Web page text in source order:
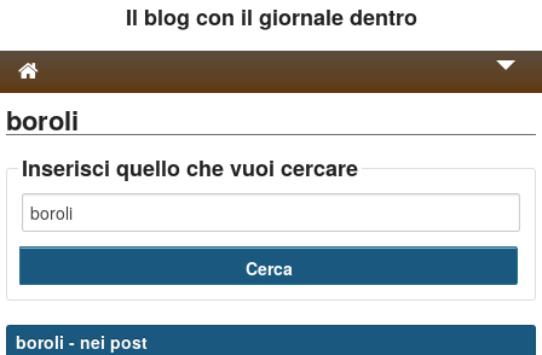
Il blog con il giornale dentro
Genesi e Storia
Contatti
boroli
Inserisci quello che vuoi cercare
boroli - nei post